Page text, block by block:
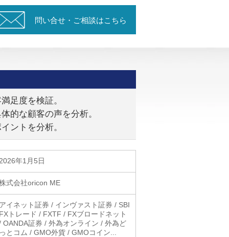
問い合せ・ご相談はこちら
足度を検証。
的な顧客の声を分析。
ントを分析。
年1月5日
式会社oricon ME
イネット証券 / インヴァスト証券 / SBI
トレード / FXTF / FXブロードネット
OANDA証券 / 外為オンライン / 外為ど
とコム / GMO外貨 / GMOコイン...